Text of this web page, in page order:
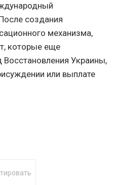
создания
механизма,
которые еще
Украины,
или выплате